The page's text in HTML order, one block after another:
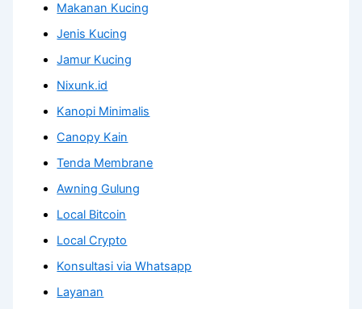
Makanan Kucing
Jenis Kucing
Jamur Kucing
Nixunk.id
Kanopi Minimalis
Canopy Kain
Tenda Membrane
Awning Gulung
Local Bitcoin
Local Crypto
Konsultasi via Whatsapp
Layanan